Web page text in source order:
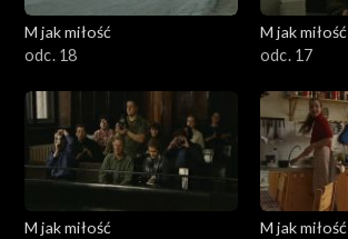
M jak miłość
odc. 18
M jak miłość
odc. 17
M jak miłość
M jak miłość